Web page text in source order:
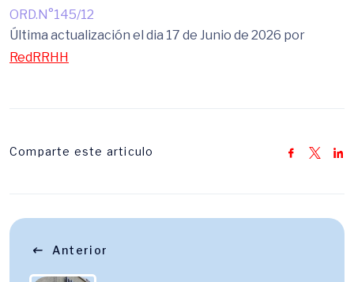
ORD.N°145/12
Última actualización el dia 17 de Junio de 2026 por
RedRRHH
Comparte este articulo
Anterior